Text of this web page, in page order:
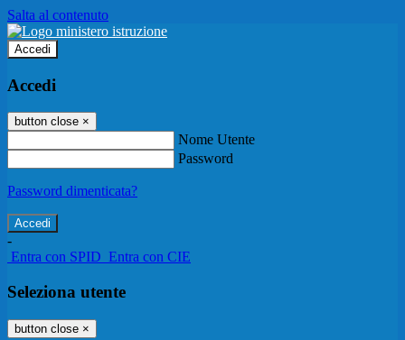
Salta al contenuto
Accedi
Accedi
button close ×
Nome Utente
Password
Password dimenticata?
-
Entra con SPID Entra con CIE
Seleziona utente
button close ×